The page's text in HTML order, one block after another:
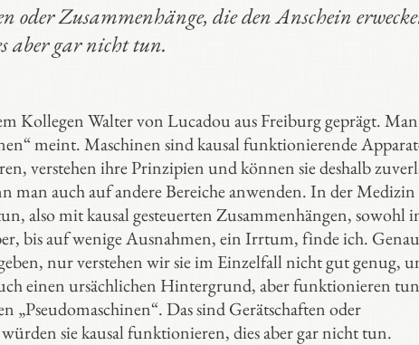
oder Zusammenhänge, die den Anschein
aber gar nicht tun.
Kollegen Walter von Lucadou aus Freiburg geprägt. Man
meint. Maschinen sind kausal funktionierende
verstehen ihre Prinzipien und können sie deshalb
man auch auf andere Bereiche anwenden. In der
also mit kausal gesteuerten Zusammenhängen, sowohl
bis auf wenige Ausnahmen, ein Irrtum, finde ich.
nur verstehen wir sie im Einzelfall nicht gut genug,
einen ursächlichen Hintergrund, aber funktionieren tun
Das sind Gerätschaften oder
sie kausal funktionieren, dies aber gar nicht tun.